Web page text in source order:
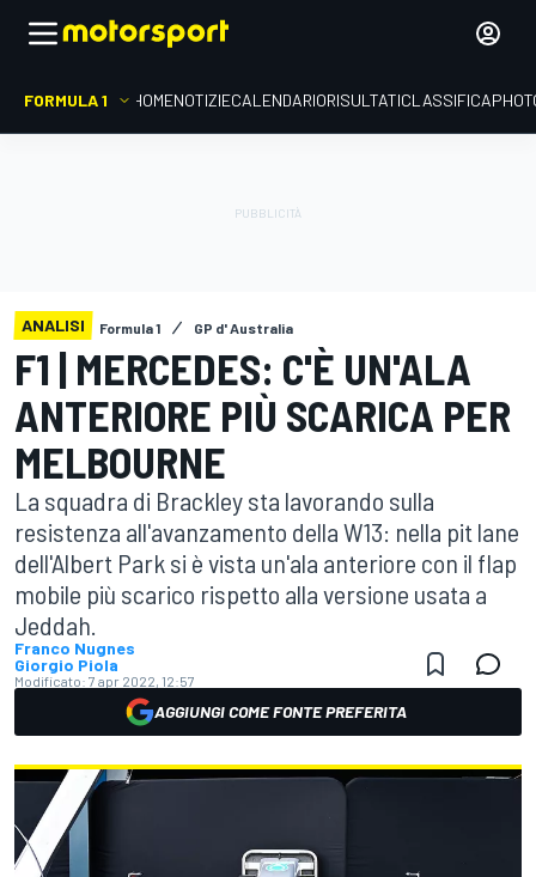
FORMULA 1 HOMENOTIZIECALENDARIORISULTATICLASSIFICA
ANALISI Formula 1 GP d' Australia
F1 | MERCEDES: C'È UN'ALA
ANTERIORE PIÙ SCARICA PER
MELBOURNE
La squadra di Brackley sta lavorando sulla
resistenza all'avanzamento della W13: nella pit lane
dell'Albert Park si è vista un'ala anteriore con il flap
mobile più scarico rispetto alla versione usata a
Jeddah.
Franco Nugnes
Giorgio Piola
Modificato: 7 apr 2022, 12:57
AGGIUNGI COME FONTE PREFERITA